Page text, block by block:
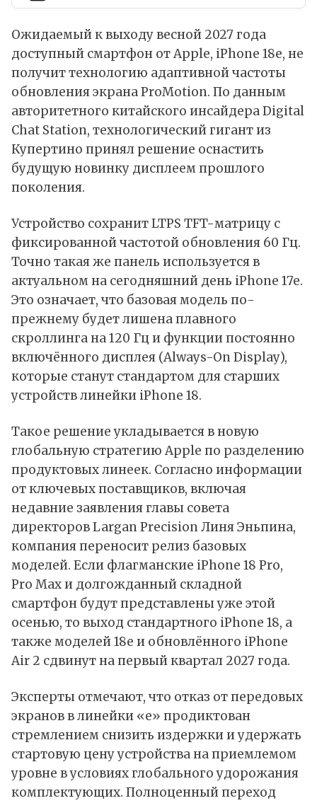
Ожидаемый к выходу весной 2027 года
доступный смартфон от Apple, iPhone 18e, не
получит технологию адаптивной частоты
обновления экрана ProMotion. По данным
авторитетного китайского инсайдера Digital
Chat Station, технологический гигант из
Купертино принял решение оснастить
будущую новинку дисплеем прошлого
поколения.
Устройство сохранит LTPS TFT-матрицу с
фиксированной частотой обновления 60 Гц.
Точно такая же панель используется в
актуальном на сегодняшний день iPhone 17e.
Это означает, что базовая модель по-
прежнему будет лишена плавного
скроллинга на 120 Гц и функции постоянно
включённого дисплея (Always-On Display),
которые станут стандартом для старших
устройств линейки iPhone 18.
Такое решение укладывается в новую
глобальную стратегию Apple по разделению
продуктовых линеек. Согласно информации
от ключевых поставщиков, включая
недавние заявления главы совета
директоров Largan Precision Линя Эньпина,
компания переносит релиз базовых
моделей. Если флагманские iPhone 18 Pro,
Pro Max и долгожданный складной
смартфон будут представлены уже этой
осенью, то выход стандартного iPhone 18, а
также моделей 18e и обновлённого iPhone
Air 2 сдвинут на первый квартал 2027 года.
Эксперты отмечают, что отказ от передовых
экранов в линейки «e» продиктован
стремлением снизить издержки и удержать
стартовую цену устройства на приемлемом
уровне в условиях глобального удорожания
комплектующих. Полноценный переход